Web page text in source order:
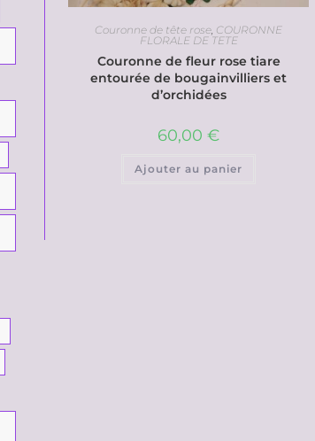
Couronne de tête rose COURONNE
FLORALE DE TETE
Couronne de fleur rose tiare
entourée de bougainvilliers et
d’orchidées
60,00€
Ajouter au panier